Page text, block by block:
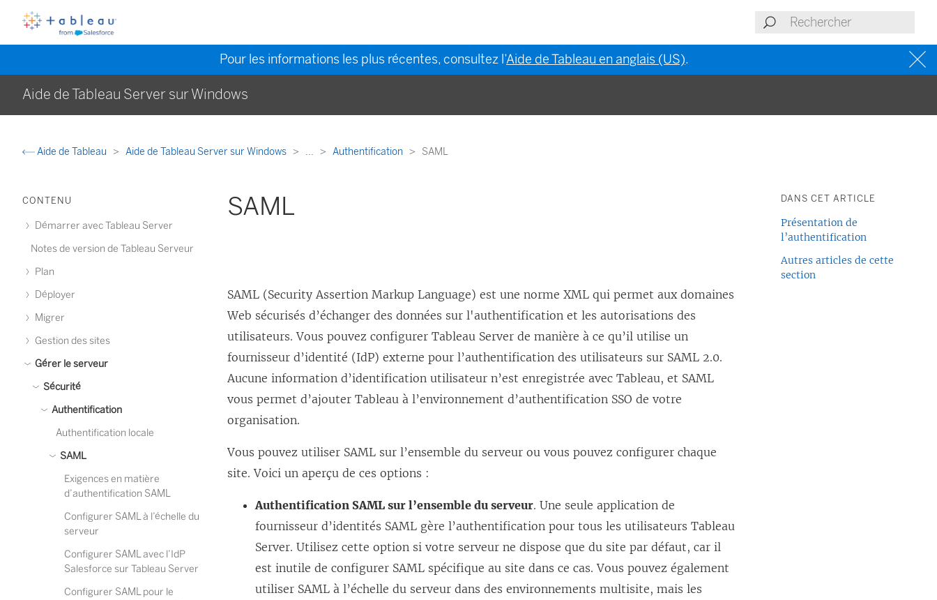
Pour les informations les plus récentes, consultez l’Aide de Tableau en anglais (US).
Aide de Tableau Server sur Windows
Aide de Tableau Aide de Tableau Server sur Windows ... Authentification SAML
CONTENU
Démarrer avec Tableau Server
Notes de version de Tableau Serveur
Plan
Déployer
Migrer
Gestion des sites
Gérer le serveur
Sécurité
Authentification
Authentification locale
SAML
Exigences en matière
d’authentification SAML
Configurer SAML à l’échelle du
serveur
Configurer SAML avec l’IdP
Salesforce sur Tableau Server
Configurer SAML pour le
SAML
SAML (Security Assertion Markup Language) est une norme XML qui permet aux domaines
Web sécurisés d’échanger des données sur l'authentification et les autorisations des
utilisateurs. Vous pouvez configurerTableau Server de manière à ce qu’il utilise un
fournisseur d’identité (IdP) externe pour l’authentification des utilisateurs sur SAML 2.0.
Aucune information d’identification utilisateur n’est enregistrée avec Tableau, et SAML
vous permet d’ajouter Tableau à l’environnement d’authentification SSO de votre
organisation.
Vous pouvez utiliser SAML sur l’ensemble du serveur ou vous pouvez configurer chaque
site. Voici un aperçu de ces options :
Authentification SAML sur l’ensemble du serveur. Une seule application de
fournisseur d’identités SAML gère l’authentification pour tous les utilisateurs Tableau
Server. Utilisez cette option si votre serveur ne dispose que du site par défaut, car il
est inutile de configurer SAML spécifique au site dans ce cas. Vous pouvez également
utiliser SAML à l’échelle du serveur dans des environnements multisite, mais les
DANS CET ARTICLE
Présentation de
l’authentification
Autres articles de cette
section